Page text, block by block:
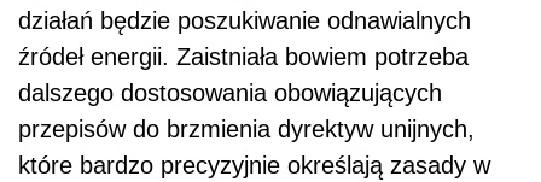
działań będzie poszukiwanie odnawialnych
źródeł energii. Zaistniała bowiem potrzeba
dalszego dostosowania obowiązujących
przepisów do brzmienia dyrektyw unijnych,
które bardzo precyzyjnie określają zasady w